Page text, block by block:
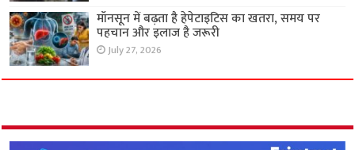
मॉनसून में बढ़ता है हेपेटाइटिस का खतरा, समय पर
पहचान और इलाज है जरूरी
July 27, 2026